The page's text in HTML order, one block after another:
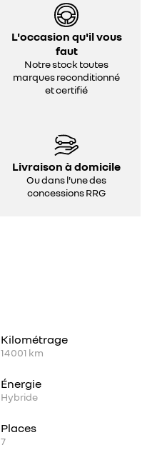
L'occasion qu'il vous
faut
Notre stock toutes
marques reconditionné
et certifié
Livraison à domicile
Ou dans l'une des
concessions RRG
Kilométrage
14 001 km
Énergie
Hybride
Places
7